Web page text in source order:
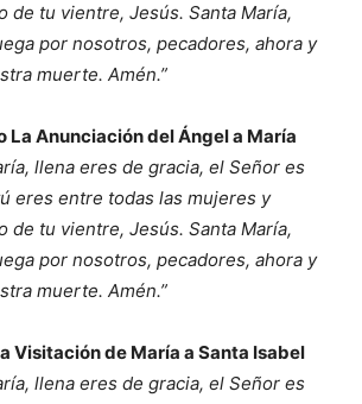
de tu vientre, Jesús. Santa María,
por nosotros, pecadores, ahora y
muerte. Amén.”
La Anunciación del Ángel a María
llena eres de gracia, el Señor es
eres entre todas las mujeres y
de tu vientre, Jesús. Santa María,
por nosotros, pecadores, ahora y
muerte. Amén.”
Visitación de María a Santa Isabel
llena eres de gracia, el Señor es